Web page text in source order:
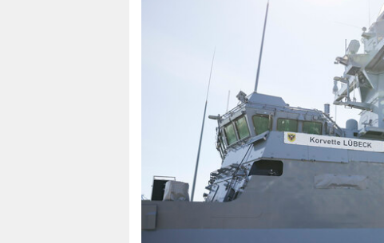
wahrheit
verlag